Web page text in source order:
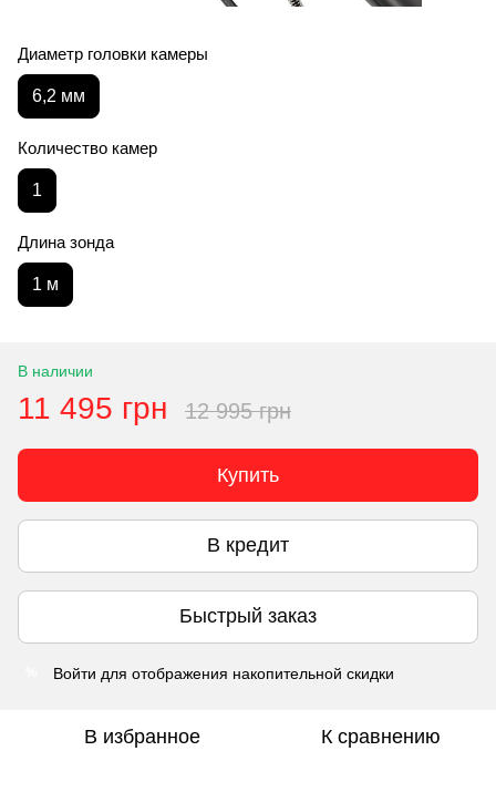
Диаметр головки камеры
6,2 мм
Количество камер
1
Длина зонда
1 м
В наличии
11 495 грн 12 995 грн
Купить
В кредит
Быстрый заказ
Войти для отображения накопительной скидки
В избранное К сравнению